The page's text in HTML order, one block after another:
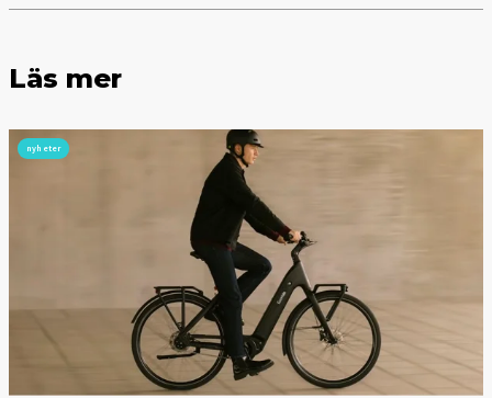
Läs mer
nyheter